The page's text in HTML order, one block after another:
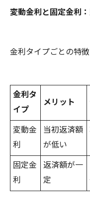
変動金利と固定金利
金利タイプごとの特
金利タ
イプ
メリット
変動金
利
当初返済額
が低い
固定金
利
返済額が一
定